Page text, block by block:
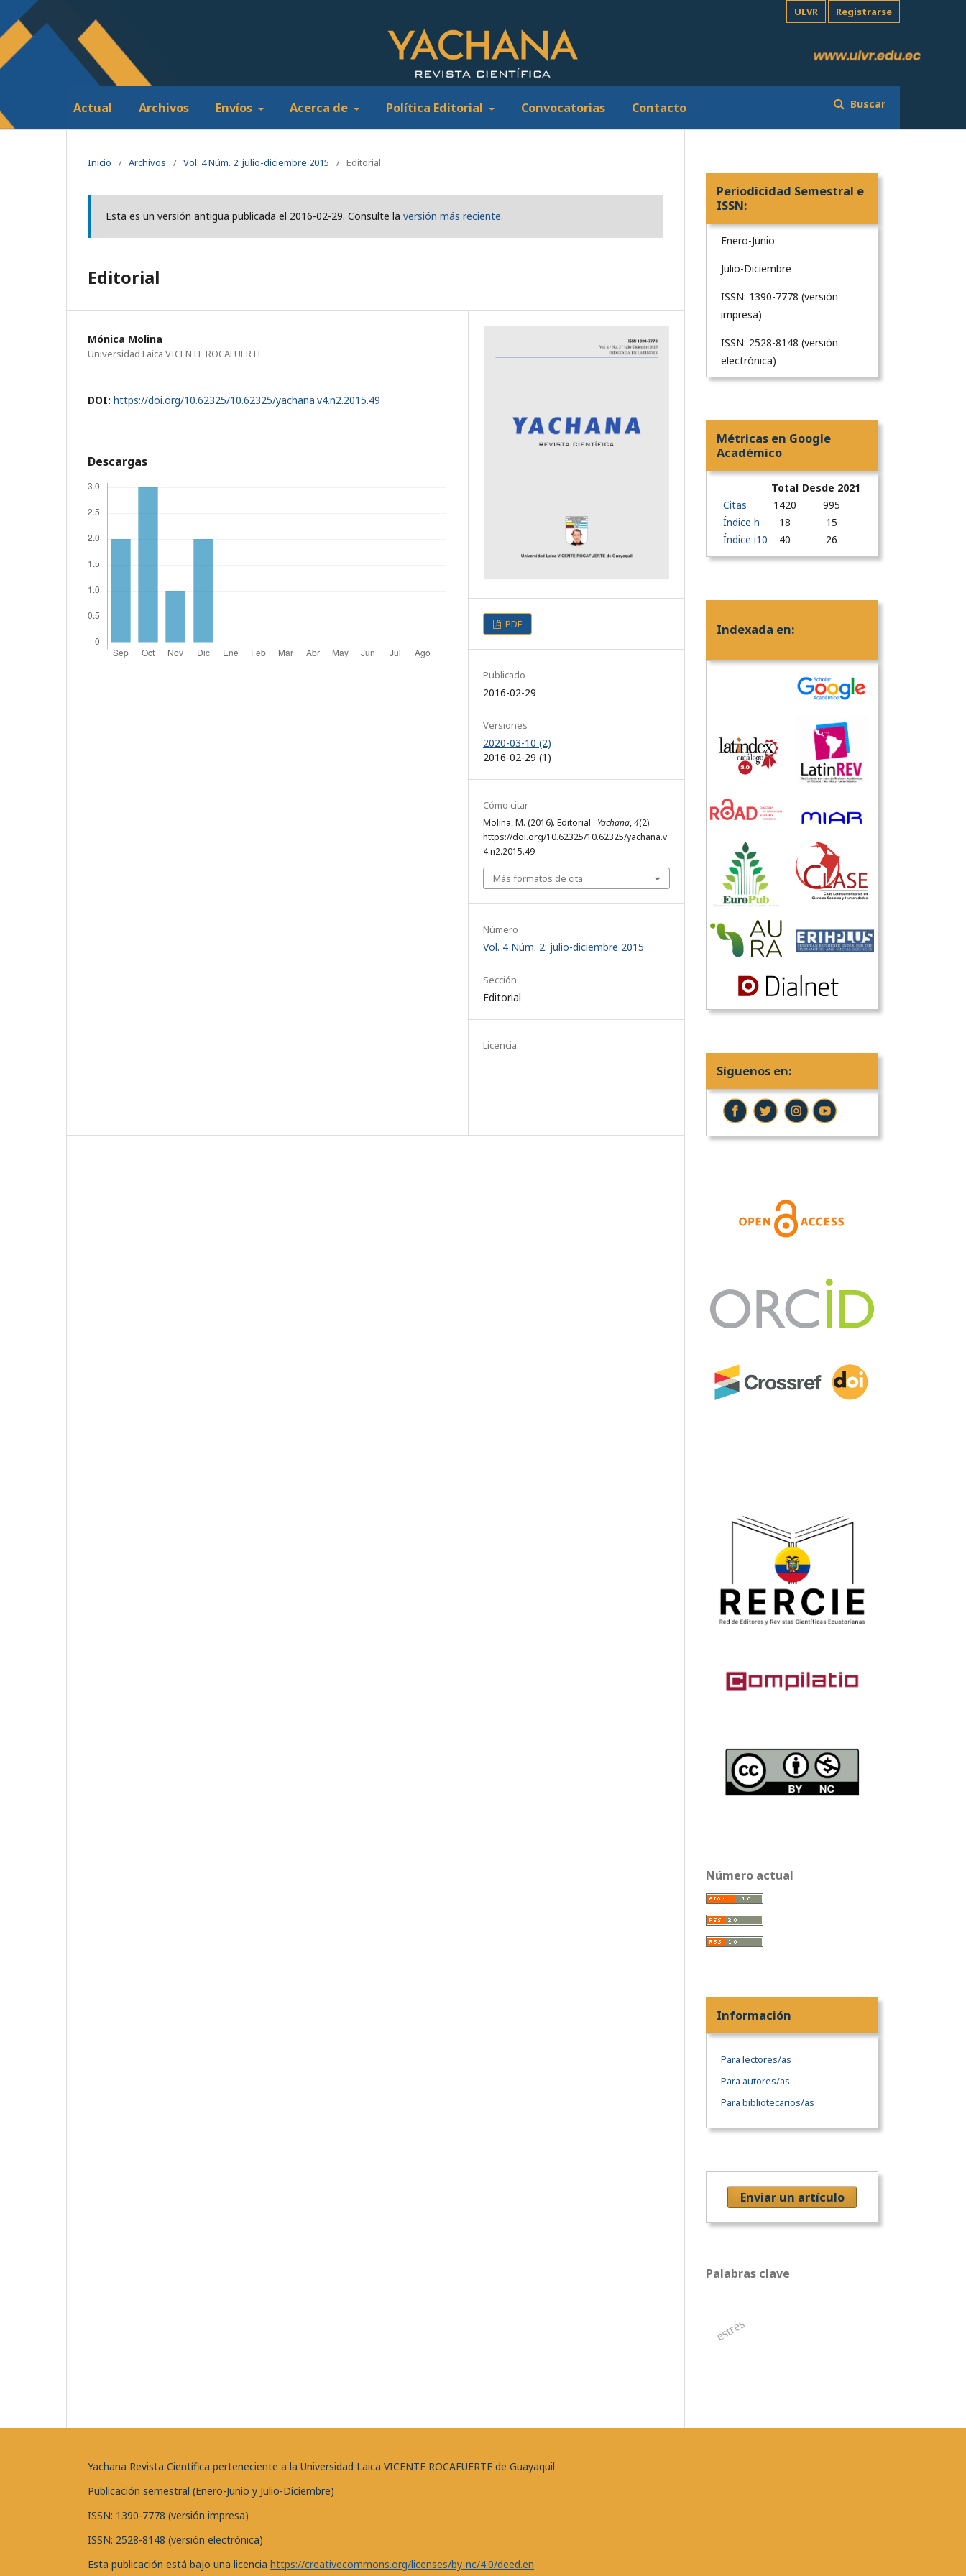
Actual Archivos Envíos Acerca de Política Editorial Convocatorias Contacto Buscar
ULVR Registrarse
Inicio / Archivos / Vol. 4 Núm. 2: julio-diciembre 2015 / Editorial
Esta es un versión antigua publicada el 2016-02-29. Consulte la versión más reciente.
Editorial
Mónica Molina
Universidad Laica VICENTE ROCAFUERTE
DOI: https://doi.org/10.62325/10.62325/yachana.v4.n2.2015.49
Descargas
PDF
Publicado
2016-02-29
Versiones
2020-03-10 (2)
2016-02-29 (1)
Cómo citar
Molina, M. (2016). Editorial . Yachana,4(2).
https://doi.org/10.62325/10.62325/yachana.v
4.n2.2015.49
Más formatos de cita
Número
Vol. 4 Núm. 2: julio-diciembre 2015
Sección
Editorial
Licencia
Periodicidad Semestral e
ISSN:
Enero-Junio
Julio-Diciembre
ISSN: 1390-7778 (versión
impresa)
ISSN: 2528-8148 (versión
electrónica)
Métricas en Google
Académico
Total Desde 2021
Citas
1420
995
Índice h
18
15
Índice i10
40 26
Indexada en:
Síguenos en:
Número actual
Información
Para lectores/as
Para autores/as
Para bibliotecarios/as
Enviar un artículo
Palabras clave
estrés
Yachana Revista Científica perteneciente a la Universidad Laica VICENTE ROCAFUERTE de Guayaquil
Publicación semestral (Enero-Junio y Julio-Diciembre)
ISSN: 1390-7778 (versión impresa)
ISSN: 2528-8148 (versión electrónica)
Esta publicación está bajo una licencia https://creativecommons.org/licenses/by-nc/4.0/deed.en